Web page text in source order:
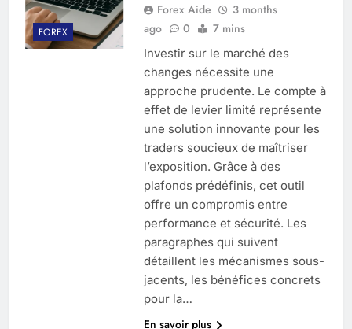
FOREX
Forex Aide
3 months
ago
0 7 mins
Investir sur le marché des
changes nécessite une
approche prudente. Le compte à
effet de levier limité représente
une solution innovante pour les
traders soucieux de maîtriser
l’exposition. Grâce à des
plafonds prédéfinis, cet outil
offre un compromis entre
performance et sécurité. Les
paragraphes qui suivent
détaillent les mécanismes sous-
jacents, les bénéfices concrets
pour la…
En savoir plus